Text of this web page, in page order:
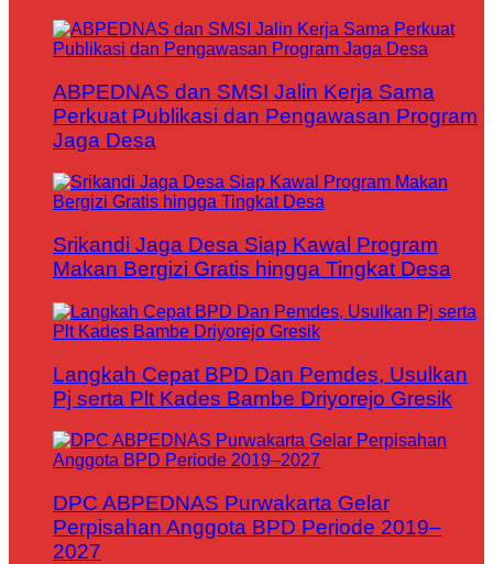
ABPEDNAS dan SMSI Jalin Kerja Sama
Perkuat Publikasi dan Pengawasan Program
Jaga Desa
Srikandi Jaga Desa Siap Kawal Program
Makan Bergizi Gratis hingga Tingkat Desa
Langkah Cepat BPD Dan Pemdes, Usulkan
Pj serta Plt Kades Bambe Driyorejo Gresik
DPC ABPEDNAS Purwakarta Gelar
Perpisahan Anggota BPD Periode 2019–
2027